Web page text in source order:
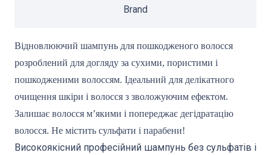
Brand
Відновлюючий шампунь для пошкодженого волосся
розроблений для догляду за сухими, пористими і
пошкодженими волоссям. Ідеальний для делікатного
очищення шкіри і волосся з зволожуючим ефектом.
Залишає волосся м’якими і попереджає дегідратацію
волосся. Не містить сульфати і парабени!
Високоякісний професійний шампунь без сульфатів і